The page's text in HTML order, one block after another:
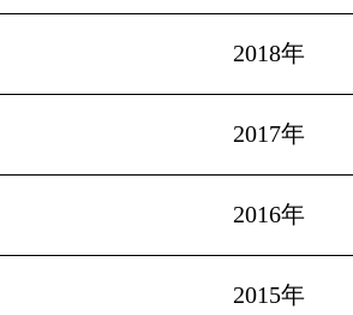
2025年
2024年
2023年